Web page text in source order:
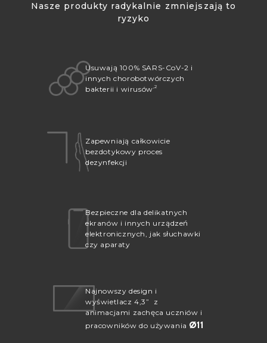
Nasze produkty radykalnie zmniejszają to
ryzyko
Usuwają 100% SARS-CoV-2 i
innych chorobotwórczych
bakterii i wirusów ,2
Zapewniają całkowicie
bezdotykowy proces
dezynfekcji
Bezpieczne dla delikatnych
ekranów i innych urządzeń
elektronicznych, jak słuchawki
czy aparaty
Najnowszy design i
wyświetlacz 4,3” z
animacjami zachęca uczniów i
pracowników do używania Ø11